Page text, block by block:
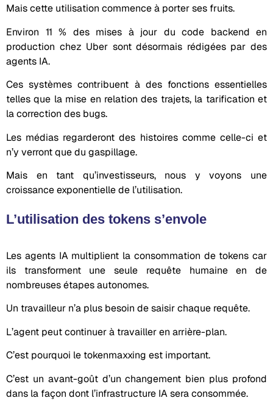
Mais cette utilisation commence à porter ses fruits.
Environ 11 % des mises à jour du code backend en
production chez Uber sont désormais rédigées par des
agents IA.
Ces systèmes contribuent à des fonctions essentielles
telles que la mise en relation des trajets, la tarification et
la correction des bugs.
Les médias regarderont des histoires comme celle-ci et
n’y verront que du gaspillage.
Mais en tant qu’investisseurs, nous y voyons une
croissance exponentielle de l’utilisation.
L’utilisation des tokens s’envole
Les agents IA multiplient la consommation de tokens car
ils transforment une seule requête humaine en de
nombreuses étapes autonomes.
Un travailleur n’a plus besoin de saisir chaque requête.
L’agent peut continuer à travailler en arrière-plan.
C’est pourquoi le tokenmaxxing est important.
C’est un avant-goût d’un changement bien plus profond
dans la façon dont l’infrastructure IA sera consommée.